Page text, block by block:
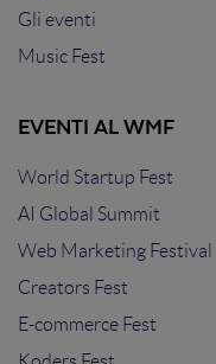
Gli eventi
Music Fest
EVENTI AL WMF
World Startup Fest
AI Global Summit
Web Marketing Festival
Creators Fest
E-commerce Fest